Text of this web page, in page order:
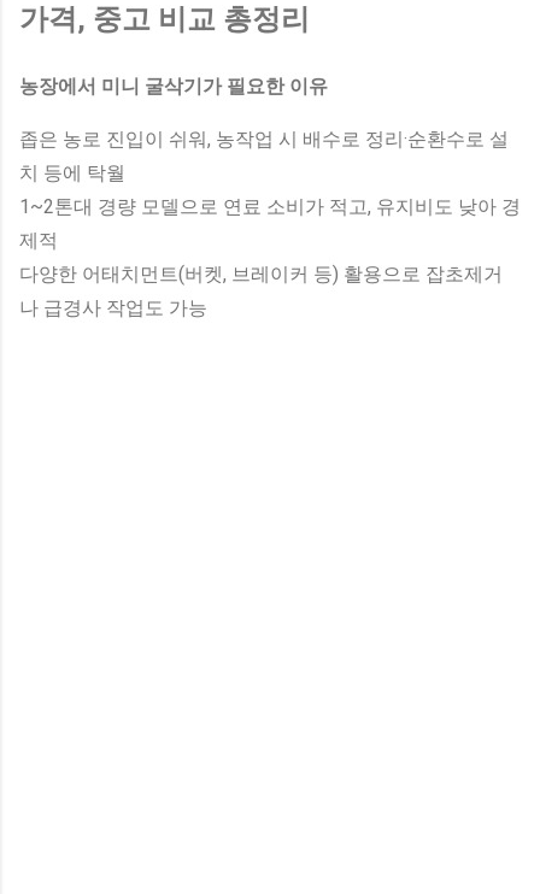
가격, 중고 비교 총정리
농장에서 미니 굴삭기가 필요한 이유
좁은 농로 진입이 쉬워, 농작업 시 배수로 정리·순환수로 설
치 등에 탁월
1~2톤대 경량 모델으로 연료 소비가 적고, 유지비도 낮아 경
제적
다양한 어태치먼트(버켓, 브레이커 등) 활용으로 잡초제거
나 급경사 작업도 가능